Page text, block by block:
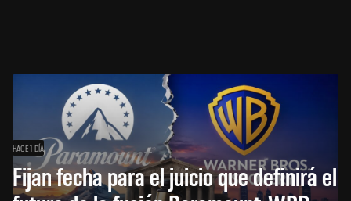
HACE 1 DÍA
Fijan fecha para el juicio que definirá el